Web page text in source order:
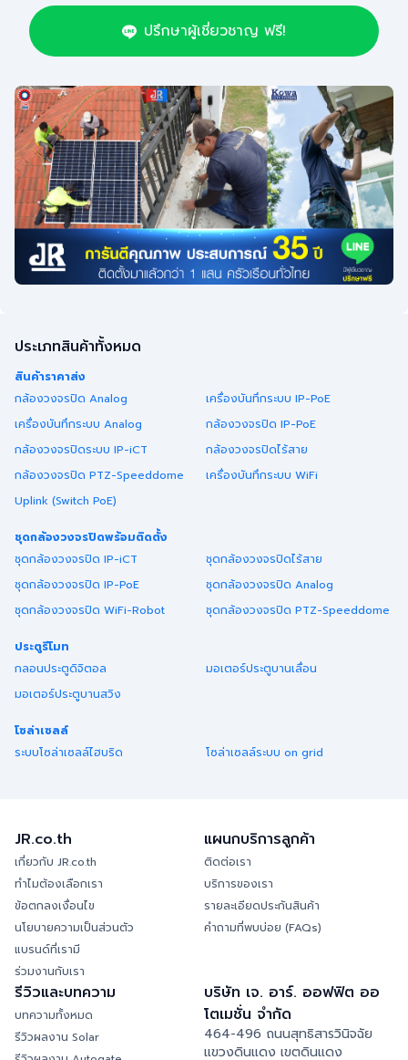
ปรึกษาผู้เชี่ยวชาญ ฟรี!
ประเภทสินค้าทั้งหมด
สินค้าราคาส่ง
กล้องวงจรปิด Analog
เครื่องบันทึกระบบ IP-PoE
เครื่องบันทึกระบบ Analog
กล้องวงจรปิด IP-PoE
กล้องวงจรปิดระบบ IP-iCT
กล้องวงจรปิดไร้สาย
กล้องวงจรปิด PTZ-Speeddome
เครื่องบันทึกระบบ WiFi
Uplink (Switch PoE)
ชุดกล้องวงจรปิดพร้อมติดตั้ง
ชุดกล้องวงจรปิด IP-iCT
ชุดกล้องวงจรปิดไร้สาย
ชุดกล้องวงจรปิด IP-PoE
ชุดกล้องวงจรปิด Analog
ชุดกล้องวงจรปิด WiFi-Robot
ชุดกล้องวงจรปิด PTZ-Speeddome
ประตูรีโมท
กลอนประตูดิจิตอล
มอเตอร์ประตูบานเลื่อน
มอเตอร์ประตูบานสวิง
โซล่าเซลล์
ระบบโซล่าเซลล์ไฮบริด
โซล่าเซลล์ระบบ on grid
JR.co.th
เกี่ยวกับ JR.co.th
ทำไมต้องเลือกเรา
ข้อตกลงเงื่อนไข
นโยบายความเป็นส่วนตัว
แบรนด์ที่เรามี
ร่วมงานกับเรา
แผนกบริการลูกค้า
ติดต่อเรา
บริการของเรา
รายละเอียดประกันสินค้า
คำถามที่พบบ่อย (FAQs)
รีวิวและบทความ
บทความทั้งหมด
รีวิวผลงาน Solar
บริษัท เจ. อาร์. ออฟฟิต ออ
โตเมชั่น จำกัด
464-496 ถนนสุทธิสารวินิจฉัย
แขวงดินแดง เขตดินแดง